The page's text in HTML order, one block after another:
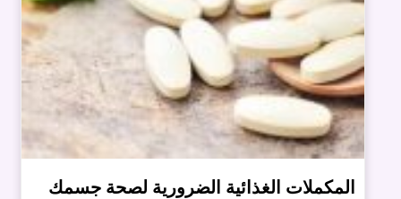
المكملات الغذائية الضرورية لصحة جسمك